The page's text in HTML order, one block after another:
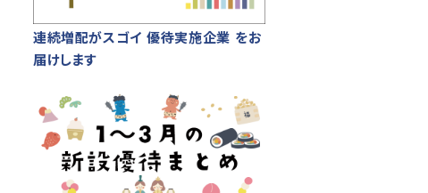
連続増配がスゴイ 優待実施企業 をお
届けします